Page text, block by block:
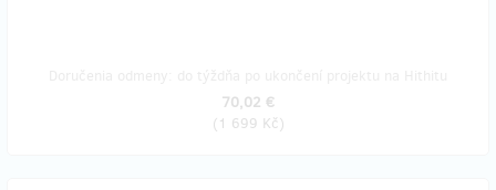
70,02 €
(1 699 Kč)